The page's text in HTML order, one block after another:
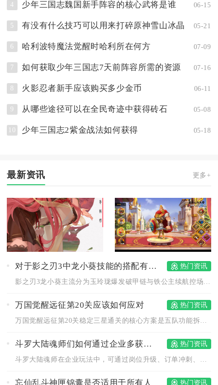
4 少年三国志魏国新手阵容的核心武将是谁 06-15
5 有没有什么技巧可以用来打碎原神雪山冰晶 05-21
6 哈利波特魔法觉醒时哈利所在何方 07-09
7 如何获取少年三国志7天前阵容所需的资源 07-16
8 火影忍者新手应该购买多少金币 06-11
9 从哪些途径可以在全民奇迹中获得砖石 05-08
10 少年三国志2紫金战法如何获得 05-18
最新资讯 更多+
对于影之刃3中龙小葵技能的搭配有什么建议 热门资讯
万国觉醒远征第20关应该如何应对 热门资讯
万国觉醒远征第20关稳定三星通关的核心方案是五队功能拆分搭配...
斗罗大陆魂师们如何通过企业多获得钻石 热门资讯
斗罗大陆魂师在企业玩法中，可通过岗位升级、订单冲刺、人脉拓展...
忘仙乱斗神匣锦囊是否适用于所有人 热门资讯